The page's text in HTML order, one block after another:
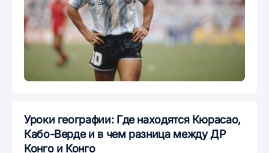
Уроки географии: Где находятся Кюрасао,
Кабо-Верде и в чем разница между ДР
Конго и Конго